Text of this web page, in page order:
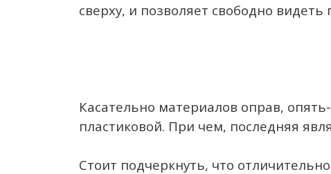
сверху, и позволяет свободно
Касательно материалов оправ,
пластиковой. При чем, последняя
Стоит подчеркнуть, что